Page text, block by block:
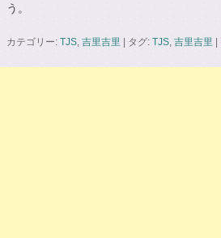
う。
カテゴリー: TJS 吉里吉里 | タグ: TJS 吉里吉里 |